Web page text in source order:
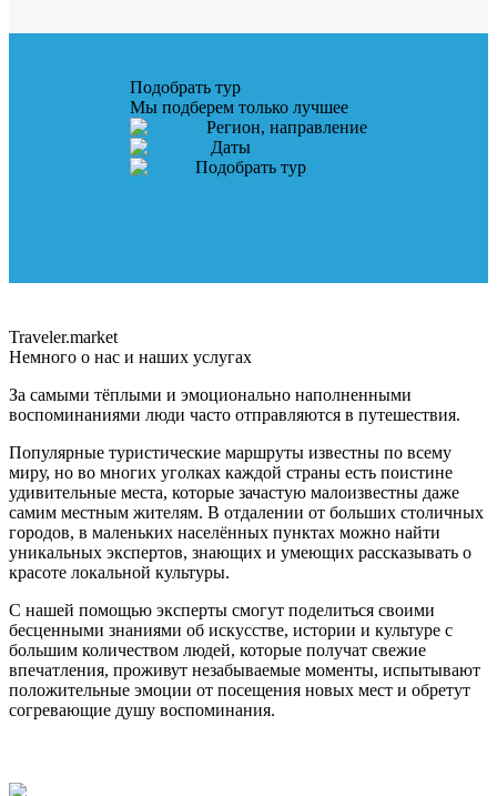
Подобрать тур
Мы подберем только лучшее
Регион, направление
Даты
Подобрать тур
Traveler.market
Немного о нас и наших услугах
За самыми тёплыми и эмоционально наполненными
воспоминаниями люди часто отправляются в путешествия.
Популярные туристические маршруты известны по всему
миру, но во многих уголках каждой страны есть поистине
удивительные места, которые зачастую малоизвестны даже
самим местным жителям. В отдалении от больших столичных
городов, в маленьких населённых пунктах можно найти
уникальных экспертов, знающих и умеющих рассказывать о
красоте локальной культуры.
С нашей помощью эксперты смогут поделиться своими
бесценными знаниями об искусстве, истории и культуре с
большим количеством людей, которые получат свежие
впечатления, проживут незабываемые моменты, испытывают
положительные эмоции от посещения новых мест и обретут
согревающие душу воспоминания.